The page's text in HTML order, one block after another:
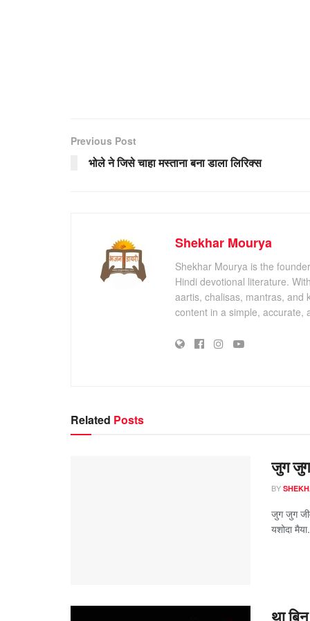
Previous Post
भोले ने जिसे चाहा मस्ताना बना डाला लिरिक्स
Shekhar Mourya
Shekhar Mourya is the
Hindi devotional literature.
aartis, chalisas, mantras, and
content in a simple, accurate,
Related Posts
जुग जुग
BY
जुग जुग
यशोदा
था